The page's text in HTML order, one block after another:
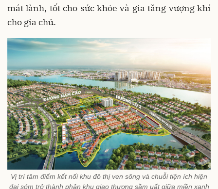
mát lành, tốt cho sức khỏe và gia tăng vượng khí
cho gia chủ.
Vị trí tâm điểm kết nối khu đô thị ven sông và chuỗi tiện ích hiện
đại sớm trở thành phân khu giao thương sầm uất giữa miền xanh